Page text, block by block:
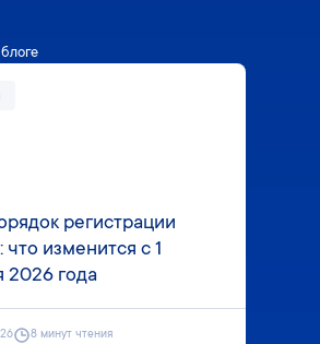
регистрации
изменится с 1
2026 года
8 минут чтения